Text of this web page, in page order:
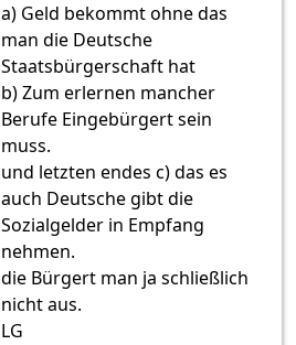
a) Geld bekommt ohne das
man die Deutsche
Staatsbürgerschaft hat
b) Zum erlernen mancher
Berufe Eingebürgert sein
muss.
und letzten endes c) das es
auch Deutsche gibt die
Sozialgelder in Empfang
nehmen.
die Bürgert man ja schließlich
nicht aus.
LG